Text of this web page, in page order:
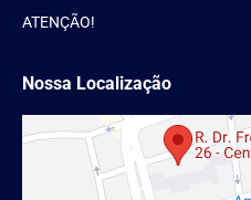
ATENÇÃO!
Nossa Localização